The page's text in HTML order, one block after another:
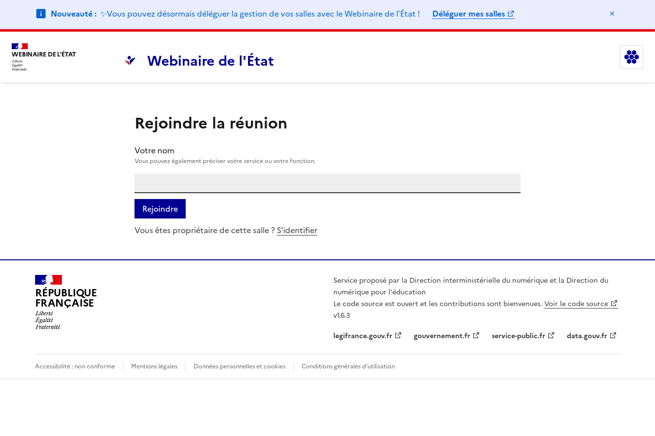
Nouveauté : ✨Vous pouvez désormais déléguer la gestion de vos salles avec le Webinaire de lʼÉtat ! Déléguer mes salles
WEBINAIRE DE L'ÉTAT Webinaire de l'État
Rejoindre la réunion
Votre nom
Vous pouvez également préciser votre service ou votre fonction.
Rejoindre
Vous êtes propriétaire de cette salle ? S’identifier
RÉPUBLIQUE
FRANÇAISE
Service proposé par la Direction interministérielle du numérique et la Direction du
numérique pour l'éducation
Le code source est ouvert et les contributions sont bienvenues. Voir le code source
v1.6.3
legifrance.gouv.fr
gouvernement.fr service-public.fr data.gouv.fr
Accessibilité : non conforme Mentions légales Données personnelles et cookies Conditions générales d’utilisation